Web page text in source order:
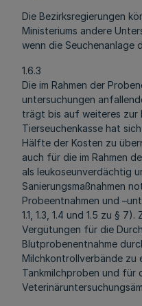
Die Bezirksregierungen
Ministeriums andere
wenn die Seuchenanlage
1.6.3
Die im Rahmen der
untersuchungen
trägt bis auf weiteres zur
Tierseuchenkasse hat
Hälfte der Kosten zu
auch für die im Rahmen
als leukoseunverdächtig
Sanierungsmaßnahmen
Probeentnahmen und
1.1, 1.3, 1.4 und 1.5 zu §
Vergütungen für die
Blutprobenentnahme
Milchkontrollverbände zu
Tankmilchproben und für